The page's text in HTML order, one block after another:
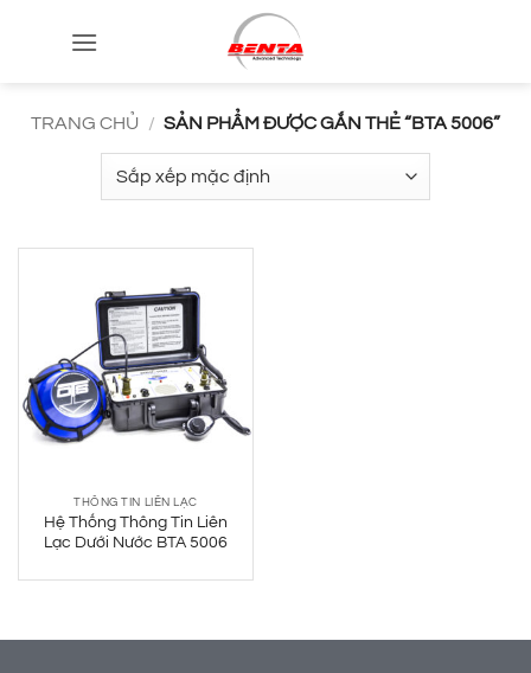
TRANG CHỦ / SẢN PHẨM ĐƯỢC GẮN THẺ “BTA 5006”
THÔNG TIN LIÊN LẠC
Hệ Thống Thông Tin Liên
Lạc Dưới Nước BTA 5006